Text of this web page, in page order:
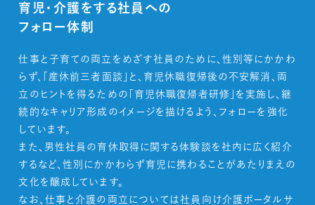
育児・介護をする社員への
フォロー体制
仕事と子育ての両立をめざす社員のために、性別等にかかわ
らず、「産休前三者面談」と、育児休職復帰後の不安解消、両
立のヒントを得るための「育児休職復帰者研修」を実施し、継
続的なキャリア形成のイメージを描けるよう、フォローを強化
しています。
また、男性社員の育休取得に関する体験談を社内に広く紹介
するなど、性別にかかわらず育児に携わることがあたりまえの
文化を醸成しています。
なお、仕事と介護の両立については社員向け介護ポータルサ